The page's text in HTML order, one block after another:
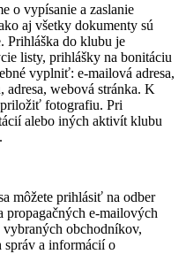
o vypísanie a zaslanie
aj všetky dokumenty sú
Prihláška do klubu je
listy, prihlášky na bonitáciu
vyplniť: e-mailová adresa,
adresa, webová stránka. K
fotografiu. Pri
alebo iných aktivít klubu
môžete prihlásiť na odber
propagačných e-mailových
vybraných obchodníkov,
správ a informácií o